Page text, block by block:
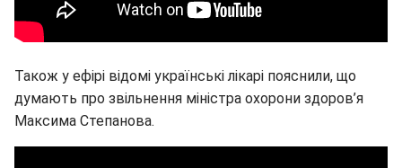
Також у ефірі відомі українські лікарі пояснили, що
думають про звільнення міністра охорони здоров’я
Максима Степанова.